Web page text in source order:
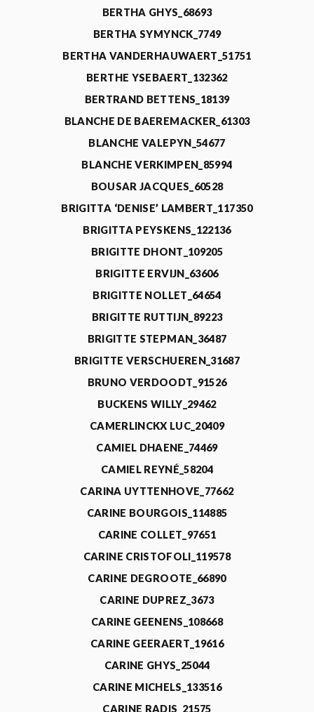
BERTHA GHYS_68693
BERTHA SYMYNCK_7749
BERTHA VANDERHAUWAERT_51751
BERTHE YSEBAERT_132362
BERTRAND BETTENS_18139
BLANCHE DE BAEREMACKER_61303
BLANCHE VALEPYN_54677
BLANCHE VERKIMPEN_85994
BOUSAR JACQUES_60528
BRIGITTA ‘DENISE’ LAMBERT_117350
BRIGITTA PEYSKENS_122136
BRIGITTE DHONT_109205
BRIGITTE ERVIJN_63606
BRIGITTE NOLLET_64654
BRIGITTE RUTTIJN_89223
BRIGITTE STEPMAN_36487
BRIGITTE VERSCHUEREN_31687
BRUNO VERDOODT_91526
BUCKENS WILLY_29462
CAMERLINCKX LUC_20409
CAMIEL DHAENE_74469
CAMIEL REYNÉ_58204
CARINA UYTTENHOVE_77662
CARINE BOURGOIS_114885
CARINE COLLET_97651
CARINE CRISTOFOLI_119578
CARINE DEGROOTE_66890
CARINE DUPREZ_3673
CARINE GEENENS_108668
CARINE GEERAERT_19616
CARINE GHYS_25044
CARINE MICHELS_133516
CARINE RADIS_21575